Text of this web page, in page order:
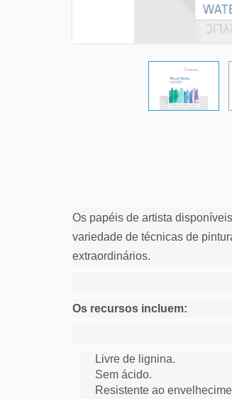
Os papéis de artista
variedade de técnicas de
extraordinários.
Os recursos incluem:
Livre de lignina.
Sem ácido.
Resistente ao